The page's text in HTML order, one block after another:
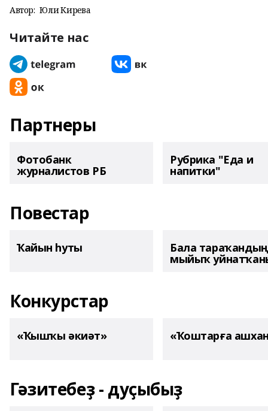
Автор: Юлиә Кирәева
Читайте нас
Партнеры
Фотобанк
журналистов РБ
Рубрика "Еда и
напитки"
Повестар
Ҡайын һуты Бала тараҡандың
мыйыҡ
Конкурстар
«Ҡышҡы әкиәт» «Ҡоштарға
Гәзитебеҙ - дуҫыбыҙ